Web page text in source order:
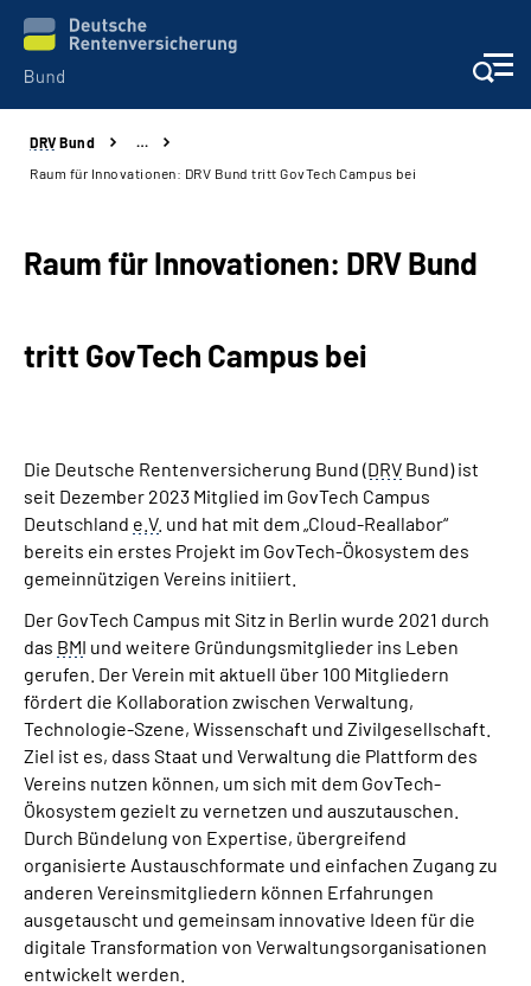
Beratung & Kontakt
Karriere
Online-Services
Inhalte in Gebärdensprache (DGS)
Leichte Sprache
Suche
Mein Kundenportal
DRV Bund
…
Raum für Innovationen: DRV Bund tritt GovTech Campus bei
Raum für Innovationen: DRV Bund
tritt GovTech Campus bei
Die Deutsche Rentenversicherung Bund (DRV Bund) ist
seit Dezember 2023 Mitglied im GovTech Campus
Deutschland e.V. und hat mit dem „Cloud-Reallabor“
bereits ein erstes Projekt im GovTech-Ökosystem des
gemeinnützigen Vereins initiiert.
Der GovTech Campus mit Sitz in Berlin wurde 2021 durch
das BMI und weitere Gründungsmitglieder ins Leben
gerufen. Der Verein mit aktuell über 100 Mitgliedern
fördert die Kollaboration zwischen Verwaltung,
Technologie-Szene, Wissenschaft und Zivilgesellschaft.
Ziel ist es, dass Staat und Verwaltung die Plattform des
Vereins nutzen können, um sich mit dem GovTech-
Ökosystem gezielt zu vernetzen und auszutauschen.
Durch Bündelung von Expertise, übergreifend
organisierte Austauschformate und einfachen Zugang zu
anderen Vereinsmitgliedern können Erfahrungen
ausgetauscht und gemeinsam innovative Ideen für die
digitale Transformation von Verwaltungsorganisationen
entwickelt werden.